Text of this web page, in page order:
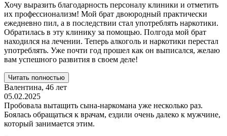
Хочу выразить благодарность персоналу клиники и отметить
их профессионализм! Мой брат двоюродный практически
ежедневно пил, а в последствии стал употреблять наркотики.
Обратилась в эту клинику за помощью. Полгода мой брат
находился на лечении. Теперь алкоголь и наркотики перестал
употреблять. Уже почти год прошел как он выписался, желаю
вам успешного развития в своем деле!
Читать полностью
Валентина, 46 лет
05.02.2025
Пробовала вытащить сына-наркомана уже несколько раз.
Боялась обращаться к врачам, ездили очень далеко к мужчине,
который занимается этим.